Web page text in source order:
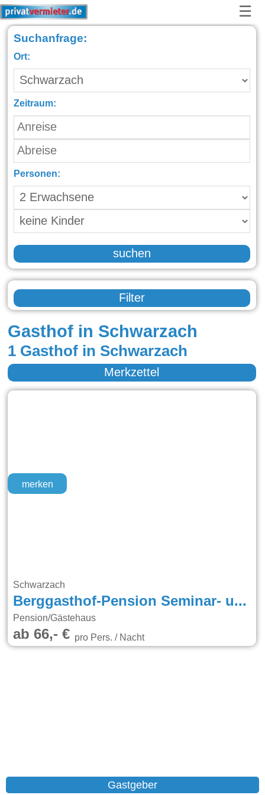
☰
Suchanfrage:
Ort:
Zeitraum:
Personen:
suchen
Filter
Gasthof in Schwarzach
1 Gasthof in Schwarzach
Merkzettel
merken
Schwarzach
Berggasthof-Pension Seminar- und Tagungshaus Menauer
Pension/Gästehaus
ab 66,- €pro Pers. / Nacht
Gastgeber